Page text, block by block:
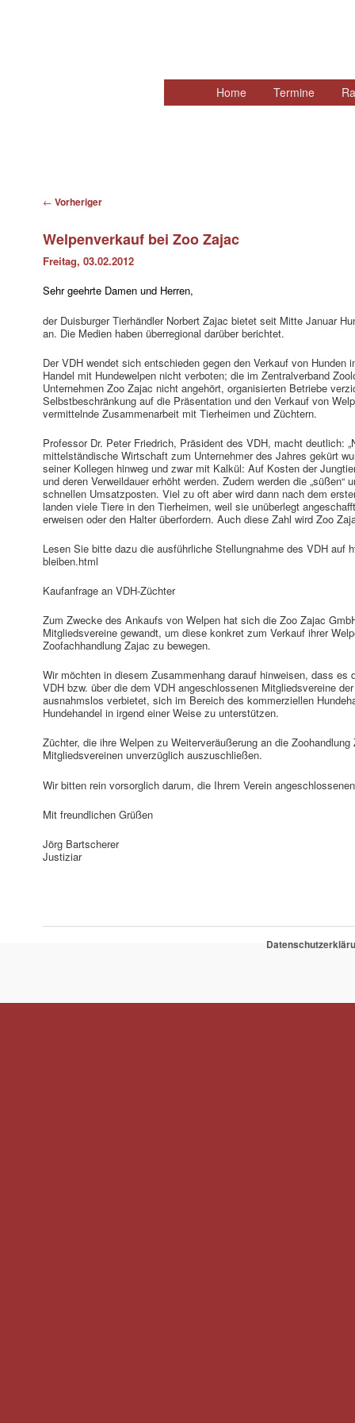
Zum
Home Termine
Beitragsnavigation
← Vorheriger
Welpenverkauf bei Zoo Zajac
Freitag, 03.02.2012
Sehr geehrte Damen und Herren,
der Duisburger Tierhändler Norbert Zajac bietet seit Mitte Januar
an. Die Medien haben überregional darüber berichtet.
Der VDH wendet sich entschieden gegen den Verkauf von
Handel mit Hundewelpen nicht verboten; die im Zentralverband
Unternehmen Zoo Zajac nicht angehört, organisierten Betriebe
Selbstbeschränkung auf die Präsentation und den Verkauf von
vermittelnde Zusammenarbeit mit Tierheimen und Züchtern.
Professor Dr. Peter Friedrich, Präsident des VDH, macht deutlich:
mittelständische Wirtschaft zum Unternehmer des Jahres gekürt
seiner Kollegen hinweg und zwar mit Kalkül: Auf Kosten der
und deren Verweildauer erhöht werden. Zudem werden die „süßen“
schnellen Umsatzposten. Viel zu oft aber wird dann nach dem
landen viele Tiere in den Tierheimen, weil sie unüberlegt
erweisen oder den Halter überfordern. Auch diese Zahl wird Zoo
Lesen Sie bitte dazu die ausführliche Stellungnahme des VDH auf
bleiben.html
Kaufanfrage an VDH-Züchter
Zum Zwecke des Ankaufs von Welpen hat sich die Zoo Zajac
Mitgliedsvereine gewandt, um diese konkret zum Verkauf ihrer
Zoofachhandlung Zajac zu bewegen.
Wir möchten in diesem Zusammenhang darauf hinweisen, dass es
VDH bzw. über die dem VDH angeschlossenen Mitgliedsvereine
ausnahmslos verbietet, sich im Bereich des kommerziellen
Hundehandel in irgend einer Weise zu unterstützen.
Züchter, die ihre Welpen zu Weiterveräußerung an die
Mitgliedsvereinen unverzüglich auszuschließen.
Wir bitten rein vorsorglich darum, die Ihrem Verein
Mit freundlichen Grüßen
Jörg Bartscherer
Justiziar